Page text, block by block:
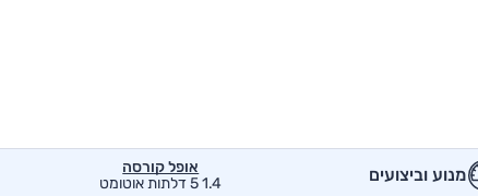
מנוע וביצועים
אופל קורסה
1.4 5 דלתות אוטומט